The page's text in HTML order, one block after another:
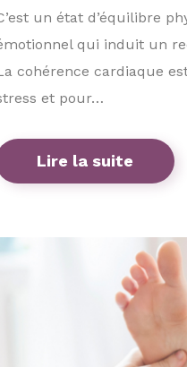
un état d’équilibre
qui induit un
cohérence cardiaque
et pour…
Lire la suite